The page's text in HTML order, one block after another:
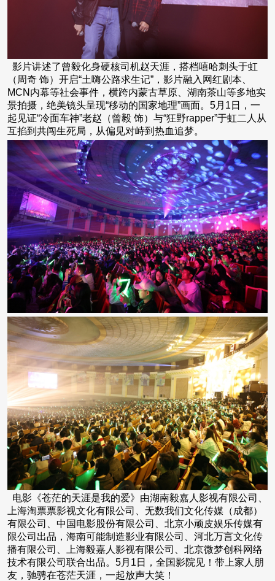
影片讲述了曾毅化身硬核司机赵天涯，搭档嘻哈刺头于虹
（周奇 饰）开启“土嗨公路求生记”，影片融入网红剧本、
MCN内幕等社会事件，横跨内蒙古草原、湖南茶山等多地实
景拍摄，绝美镜头呈现“移动的国家地理”画面。5月1日，一
起见证“冷面车神”老赵（曾毅 饰）与“狂野rapper”于虹二人从
互掐到共闯生死局，从偏见对峙到热血追梦。
电影《苍茫的天涯是我的爱》由湖南毅嘉人影视有限公司、
上海淘票票影视文化有限公司、无数我们文化传媒（成都）
有限公司、中国电影股份有限公司、北京小顽皮娱乐传媒有
限公司出品，海南可能制造影业有限公司、河北万言文化传
播有限公司、上海毅嘉人影视有限公司、北京微梦创科网络
技术有限公司联合出品。5月1日，全国影院见！带上家人朋
友，驰骋在苍茫天涯，一起放声大笑！